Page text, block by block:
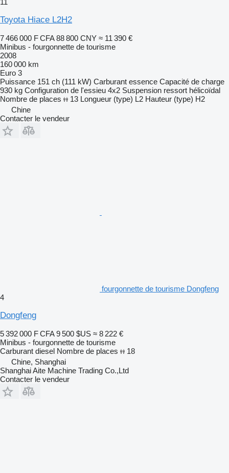
Toyota Hiace L2H2
7 466 000 F CFA 88 800 CNY ≈ 11 390 €
Minibus - fourgonnette de tourisme
2008
160 000 km
Euro 3
Puissance 151 ch (111 kW) Carburant essence Capacité de charge
930 kg Configuration de l'essieu 4x2 Suspension ressort hélicoïdal
Nombre de places
13 Longueur (type) L2 Hauteur (type) H2
Chine
Contacter le vendeur
fourgonnette de tourisme Dongfeng
4
Dongfeng
5 392 000 F CFA 9 500 $US ≈ 8 222 €
Minibus - fourgonnette de tourisme
Carburant diesel Nombre de places
18
Chine, Shanghai
Shanghai Aite Machine Trading Co.,Ltd
Contacter le vendeur